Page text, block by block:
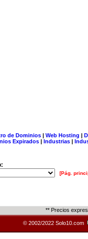
de Dominios| Web Hosting |
Expirados | Industrias |
[Pág.
** Precios
© 2002/2022 Solo10.com